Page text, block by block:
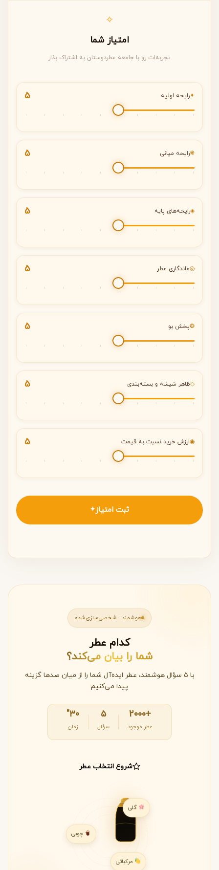
✧
امتیاز شما
تجربه‌ات رو با جامعه عطردوستان به اشتراک بذار
✦رایحه اولیه 5
❋رایحه میانی 5
◈رایحه‌های پایه 5
◎ماندگاری عطر 5
❂پخش بو 5
◇ظاهر شیشه و بسته‌بندی 5
◉ارزش خرید نسبت به قیمت 5
ثبت امتیاز ✦
هوشمند · شخصی‌سازی‌شده
کدام عطر
شما را بیان می‌کند؟
با ۵ سؤال هوشمند، عطر ایده‌آل شما را از میان صدها گزینه
پیدا می‌کنیم
+2000
عطر موجود
۵
سؤال
۳۰"
زمان
شروع انتخاب عطر
گلی
چوبی
مرکباتی